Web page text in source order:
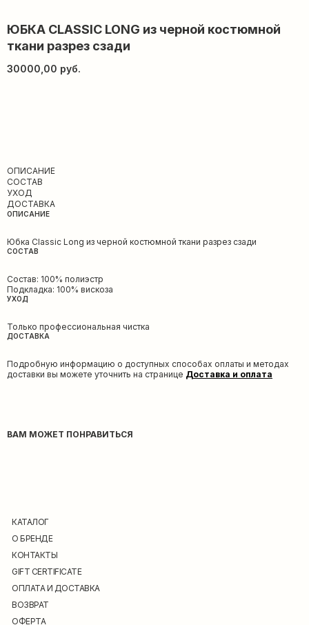
ЮБКА CLASSIC LONG из черной костюмной
ткани разрез сзади
30000,00 руб.
ОПИСАНИЕ
СОСТАВ
УХОД
ДОСТАВКА
ОПИСАНИЕ
Юбка Classic Long из черной костюмной ткани разрез сзади
СОСТАВ
Состав: 100% полиэстр
Подкладка: 100% вискоза
УХОД
Только профессиональная чистка
ДОСТАВКА
Подробную информацию о доступных способах оплаты и методах
доставки вы можете уточнить на странице Доставка и оплата
ВАМ МОЖЕТ ПОНРАВИТЬСЯ
ОФЕРТА
ВОЗВРАТ
ОПЛАТА И ДОСТАВКА
GIFT CERTIFICATE
КОНТАКТЫ
О БРЕНДЕ
КАТАЛОГ